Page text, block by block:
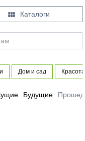
 Каталоги
Дом и сад
Будущие